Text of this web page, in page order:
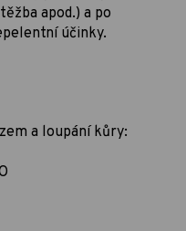
apod.) a po
účinky.
a loupání kůry: